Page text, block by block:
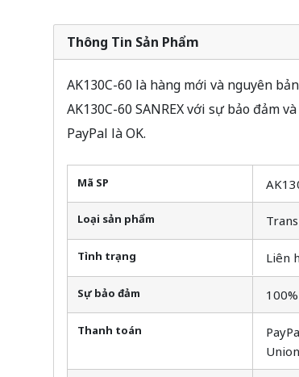
Thông Tin Sản Phẩm
AK130C-60 là hàng mới và nguyên
AK130C-60 SANREX với sự bảo đảm
PayPal là OK.
Mã SP
Loại sản phẩm
Tình trạng Liên
Sự bảo đảm
Thanh toán
Union